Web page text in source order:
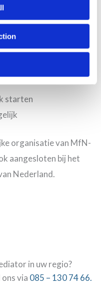
zakelijke en
starten
organisatie van MfN-
aangesloten bij het
Nederland.
in uw regio?
via 085 – 130 74 66.